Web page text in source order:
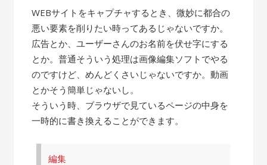
WEBサイトをキャプチャするとき、微妙に都合の
悪い要素を削りたい時ってあるじゃないですか。
広告とか、ユーザーさんのお名前を伏せ字にする
とか。普通そういう処理は画像編集ソフトでやる
のですけど、めんどくさいじゃないですか。動画
とかそう簡単じゃないし。
そういう時、ブラウザで見ているページの中身を
一時的に書き換えることができます。
編集